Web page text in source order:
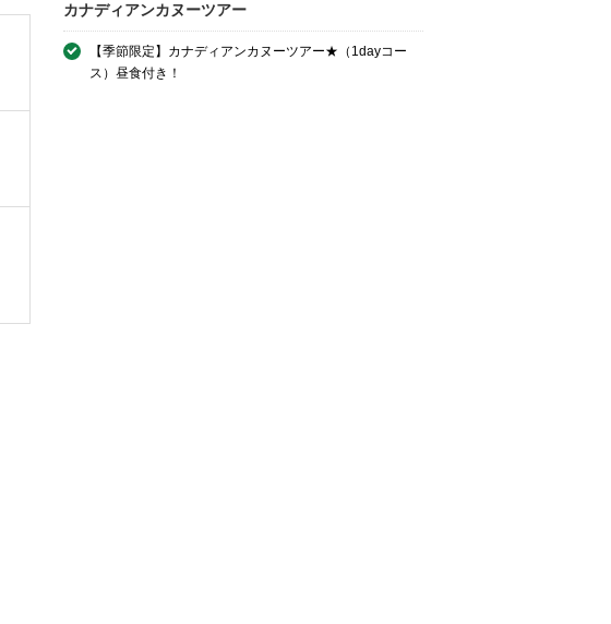
カナディアンカヌーツアー
【季節限定】カナディアンカヌーツアー★（1dayコー
ス）昼食付き！